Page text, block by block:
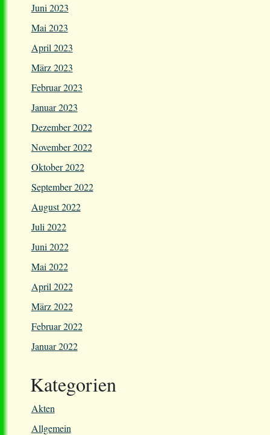
Juni 2023
Mai 2023
April 2023
März 2023
Februar 2023
Januar 2023
Dezember 2022
November 2022
Oktober 2022
September 2022
August 2022
Juli 2022
Juni 2022
Mai 2022
April 2022
März 2022
Februar 2022
Januar 2022
Kategorien
Akten
Allgemein